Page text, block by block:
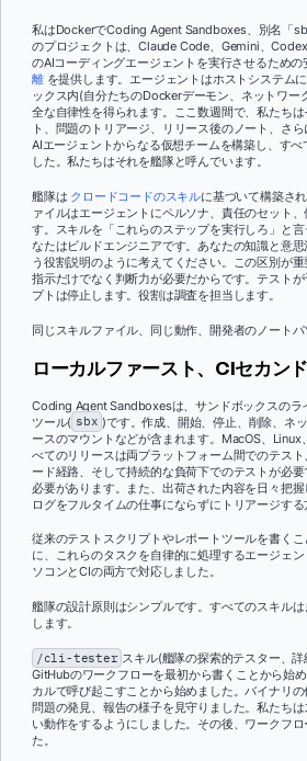
私はDockerでCoding Agent Sandboxes、別名「
のプロジェクトは、Claude Code、Gemini、
のAIコーディングエージェントを実行させるため
離を提供します。エージェントはホストシステム
ックス内(自分たちのDockerデーモン、ネットワー
全な自律性を得られます。ここ数週間で、私たち
ト、問題のトリアージ、リリース後のノート、さ
AIエージェントからなる仮想チームを構築し、す
した。私たちはそれを艦隊と呼んでいます。
艦隊は クロードコードのスキルに基づいて構築さ
ァイルはエージェントにペルソナ、責任のセット
す。スキルを「これらのステップを実行しろ」と
なたはビルドエンジニアです。あなたの知識と意
う役割説明のように考えてください。この区別が
指示だけでなく判断力が必要だからです。テスト
プトは停止します。役割は調査を担当します。
同じスキルファイル、同じ動作、開発者のノートパ
ローカルファースト、CIセカンド
Coding Agent Sandboxesは、サンドボックスのラ
ツール( sbx )です。作成、開始、停止、削除、ネ
ースのマウントなどが含まれます。MacOS、
べてのリリースは両プラットフォーム間でのテス
ード経路、そして持続的な負荷下でのテストが必
必要があります。また、出荷された内容を日々把
ログをフルタイムの仕事にならずにトリアージする
従来のテストスクリプトやレポートツールを書く
に、これらのタスクを自律的に処理するエージェ
ソコンとCIの両方で対応しました。
艦隊の設計原則はシンプルです。すべてのスキル
します。
/cli-tester スキル(艦隊の探索的テスター、詳
GitHubのワークフローを最初から書くことから始
カルで呼び起こすことから始めました。バイナリの
問題の発見、報告の様子を見守りました。私たち
い動作をするようにしました。その後、ワークフ
た。